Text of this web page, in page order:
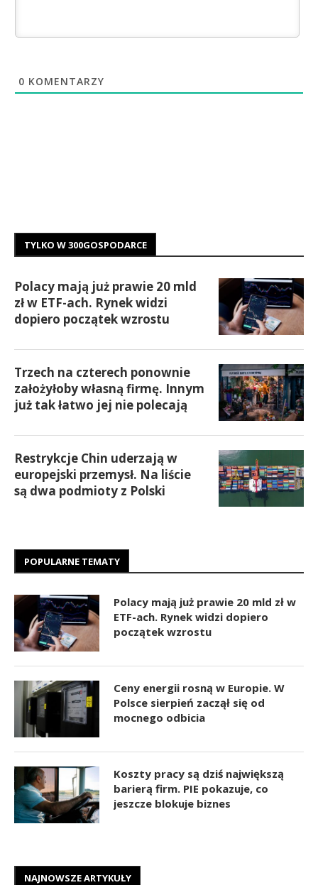
0 KOMENTARZY
TYLKO W 300GOSPODARCE
Polacy mają już prawie 20 mld
zł w ETF-ach. Rynek widzi
dopiero początek wzrostu
Trzech na czterech ponownie
założyłoby własną firmę. Innym
już tak łatwo jej nie polecają
Restrykcje Chin uderzają w
europejski przemysł. Na liście
są dwa podmioty z Polski
POPULARNE TEMATY
Polacy mają już prawie 20 mld zł w
ETF-ach. Rynek widzi dopiero
początek wzrostu
Ceny energii rosną w Europie. W
Polsce sierpień zaczął się od
mocnego odbicia
Koszty pracy są dziś największą
barierą firm. PIE pokazuje, co
jeszcze blokuje biznes
NAJNOWSZE ARTYKUŁY